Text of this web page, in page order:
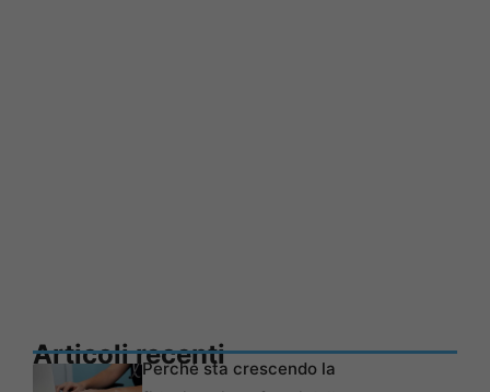
Articoli recentiPerché sta crescendo la